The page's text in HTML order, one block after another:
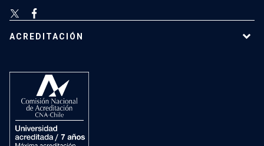
ACREDITACIÓN